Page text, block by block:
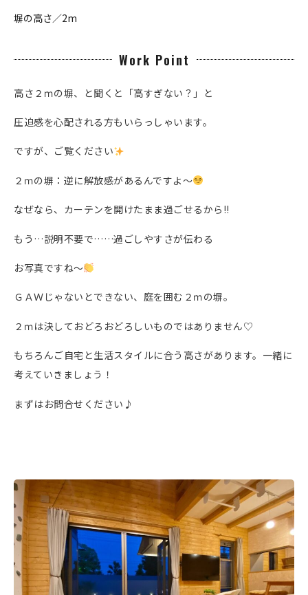
塀の高さ／2m
Work Point
高さ２ｍの塀、と聞くと「高すぎない？」と
圧迫感を心配される方もいらっしゃいます。
ですが、ご覧ください
２ｍの塀：逆に解放感があるんですよ～
なぜなら、カーテンを開けたまま過ごせるから!!
もう…説明不要で……過ごしやすさが伝わる
お写真ですね～
ＧＡＷじゃないとできない、庭を囲む２ｍの塀。
２ｍは決しておどろおどろしいものではありません♡
もちろんご自宅と生活スタイルに合う高さがあります。 一緒に
考えていきましょう！
まずはお問合せください♪